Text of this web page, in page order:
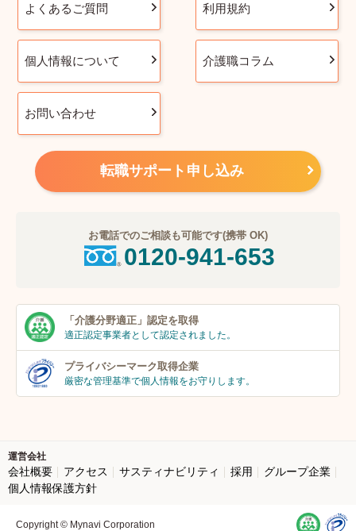
よくあるご質問 利用規約
個人情報について 介護職コラム
お問い合わせ
転職サポート申し込み
お電話でのご相談も可能です(携帯 OK)
0120-941-653
「介護分野適正」 認定を取得
適正認定事業者として認定されました。
プライバシーマーク取得企業
厳密な管理基準で個人情報をお守りします。
運営会社
会社概要 アクセス サスティナビリティ 採用
グループ企業
個人情報保護方針
Copyright © Mynavi Corporation